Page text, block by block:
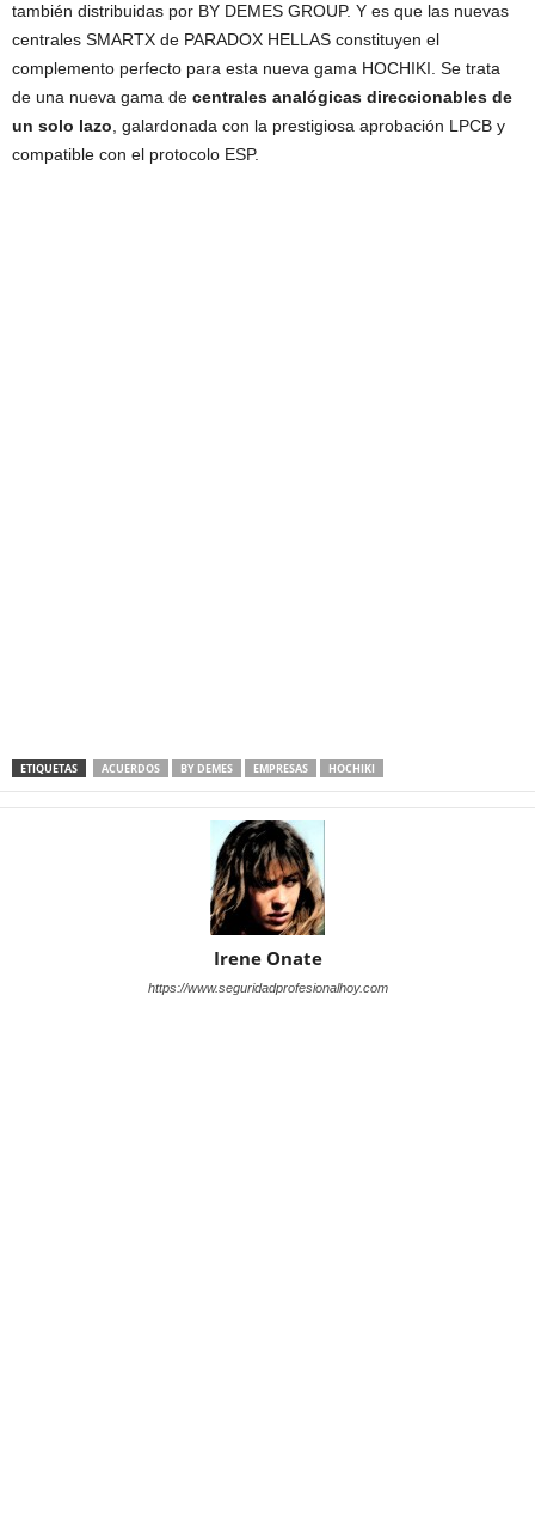
también distribuidas por BY DEMES GROUP. Y es que las nuevas
centrales SMARTX de PARADOX HELLAS constituyen el
complemento perfecto para esta nueva gama HOCHIKI. Se trata
de una nueva gama de centrales analógicas direccionables de
un solo lazo , galardonada con la prestigiosa aprobación LPCB y
compatible con el protocolo ESP.
ETIQUETAS ACUERDOS BY DEMES EMPRESAS HOCHIKI
Irene Onate
https://www.seguridadprofesionalhoy.com